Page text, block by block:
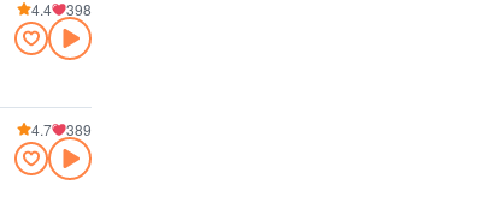
4.4 398
4.7 389